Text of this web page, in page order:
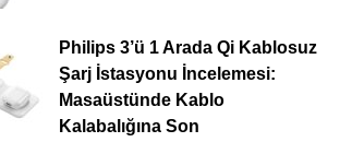
Philips 3’ü 1 Arada Qi Kablosuz
Şarj İstasyonu İncelemesi:
Masaüstünde Kablo
Kalabalığına Son